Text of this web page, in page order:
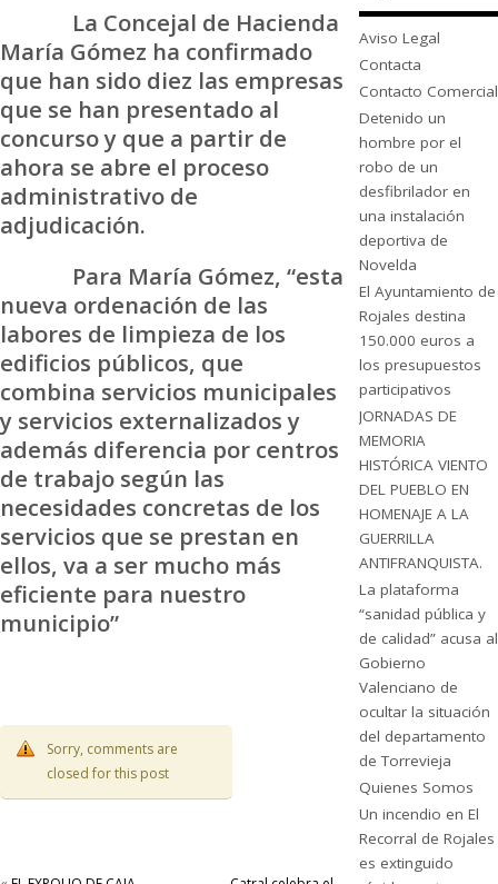
La Concejal de Hacienda
María Gómez ha confirmado
que han sido diez las empresas
que se han presentado al
concurso y que a partir de
ahora se abre el proceso
administrativo de
adjudicación.
Para María Gómez, “esta
nueva ordenación de las
labores de limpieza de los
edificios públicos, que
combina servicios municipales
y servicios externalizados y
además diferencia por centros
de trabajo según las
necesidades concretas de los
servicios que se prestan en
ellos, va a ser mucho más
eficiente para nuestro
municipio”
Sorry, comments are
closed for this post
Aviso Legal
Contacta
Contacto Comercial
Detenido un
hombre por el
robo de un
desfibrilador en
una instalación
deportiva de
Novelda
El Ayuntamiento de
Rojales destina
150.000 euros a
los presupuestos
participativos
JORNADAS DE
MEMORIA
HISTÓRICA VIENTO
DEL PUEBLO EN
HOMENAJE A LA
GUERRILLA
ANTIFRANQUISTA.
La plataforma
“sanidad pública y
de calidad” acusa al
Gobierno
Valenciano de
ocultar la situación
del departamento
de Torrevieja
Quienes Somos
Un incendio en El
Recorral de Rojales
es extinguido